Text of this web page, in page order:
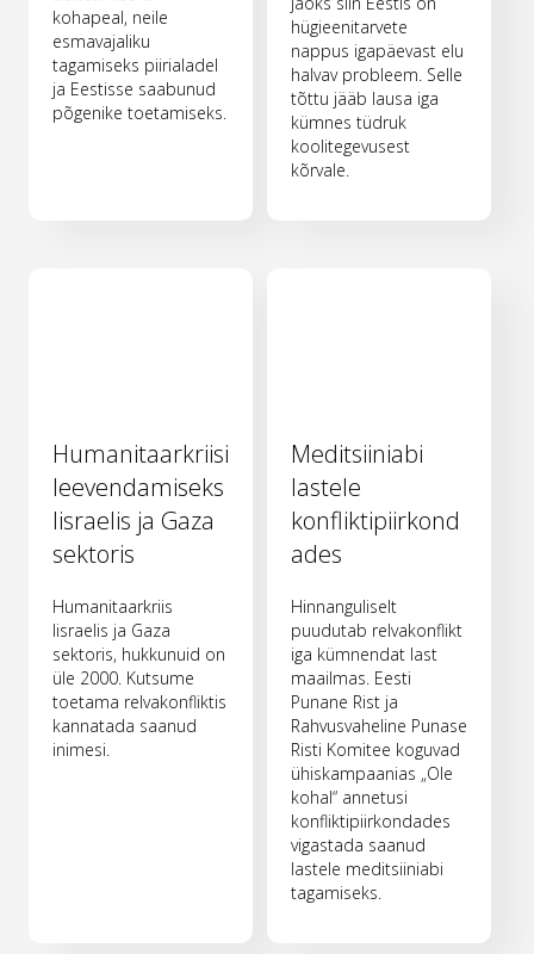
kohapeal, neile
esmavajaliku
tagamiseks piirialadel
ja Eestisse saabunud
põgenike toetamiseks.
hügieenitarvete
nappus igapäevast elu
halvav probleem. Selle
tõttu jääb lausa iga
kümnes tüdruk
koolitegevusest
kõrvale.
Humanitaarkriisi
leevendamiseks
Iisraelis ja Gaza
sektoris
Humanitaarkriis
Iisraelis ja Gaza
sektoris, hukkunuid on
üle 2000. Kutsume
toetama relvakonfliktis
kannatada saanud
inimesi.
Meditsiiniabi
lastele
konfliktipiirkond
ades
Hinnanguliselt
puudutab relvakonflikt
iga kümnendat last
maailmas. Eesti
Punane Rist ja
Rahvusvaheline Punase
Risti Komitee koguvad
ühiskampaanias „Ole
kohal“ annetusi
konfliktipiirkondades
vigastada saanud
lastele meditsiiniabi
tagamiseks.